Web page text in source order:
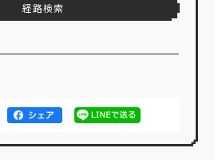
経路検索